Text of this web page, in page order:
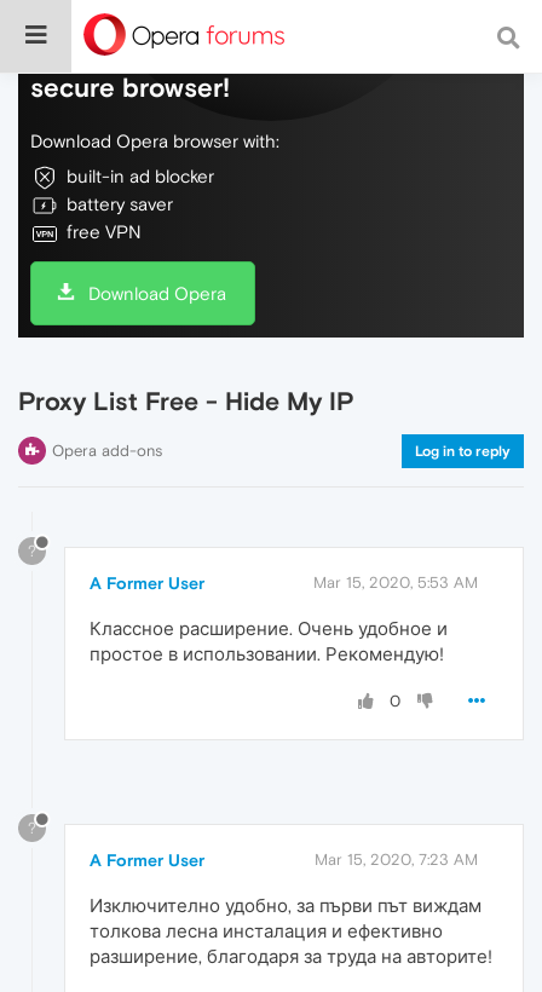
Do more on the web, with a fast and
secure browser!
Download Opera browser with:
built-in ad blocker
battery saver
free VPN
Download Opera
Proxy List Free - Hide My IP
Opera add-ons Log in to reply
?
A Former User Mar 15, 2020, 5:53 AM
Классное расширение. Очень удобное и
простое в использовании. Рекомендую!
0
?
A Former User Mar 15, 2020, 7:23 AM
Изключително удобно, за първи път виждам
толкова лесна инсталация и ефективно
разширение, благодаря за труда на авторите!